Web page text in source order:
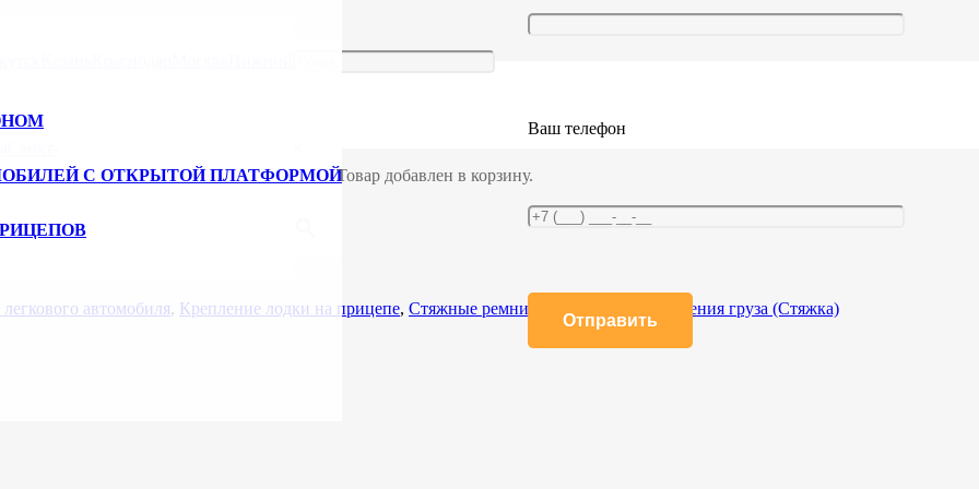
Ваш телефон
С ОТКРЫТОЙ ПЛАТФОРМОЙТовар добавлен в корзину.
/ Ремень стяжной для крепления груза 0,8 тн кольцевой (25.08.1.К(L)
(25.08.1.К(L)
автомобиля, Крепление лодки на прицепе, Стяжные ремни кольцевые для крепления груза (Стяжка)